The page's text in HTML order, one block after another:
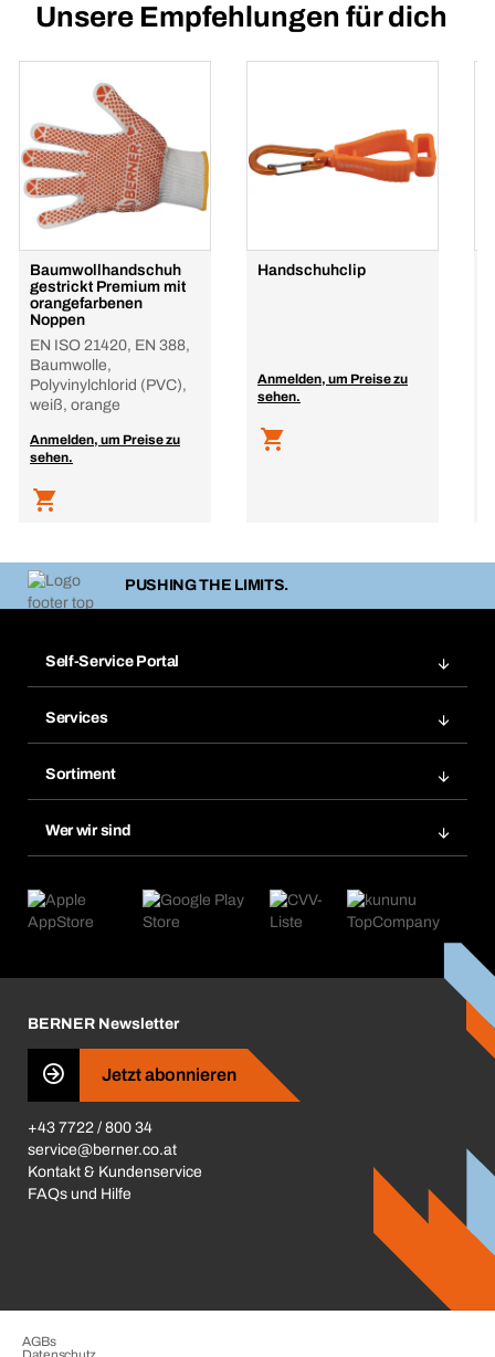
Unsere Empfehlungen für dich
Baumwollhandschuh
gestrickt Premium mit
orangefarbenen
Noppen
EN ISO 21420, EN 388,
Baumwolle,
Polyvinylchlorid (PVC),
weiß, orange
Anmelden, um Preise zu
sehen.
Handschuhclip
Anmelden, um Preise zu
sehen.
PUSHING THE LIMITS.
Self-Service Portal
Merklisten
Nachbestellungen
Abo-Funktion
Services
Chemical Safety Management
eProcurement
Produktfinder
Sortiment
Kataloge & Broschüren
Wer wir sind
Was uns antreibt
Presse
Business Conduct
BERNER Newsletter
Jetzt abonnieren
+43 7722 / 800 34
service@berner.co.at
Kontakt & Kundenservice
FAQs und Hilfe
AGBs